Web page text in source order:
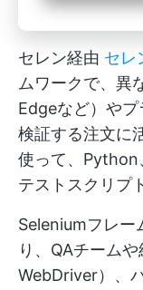
セレン経由 セレ
ムワークで、異
Edgeなど）や
検証する注文に
使って、Python
テストスクリプ
Seleniumフレー
り、QAチーム
WebDriver）、